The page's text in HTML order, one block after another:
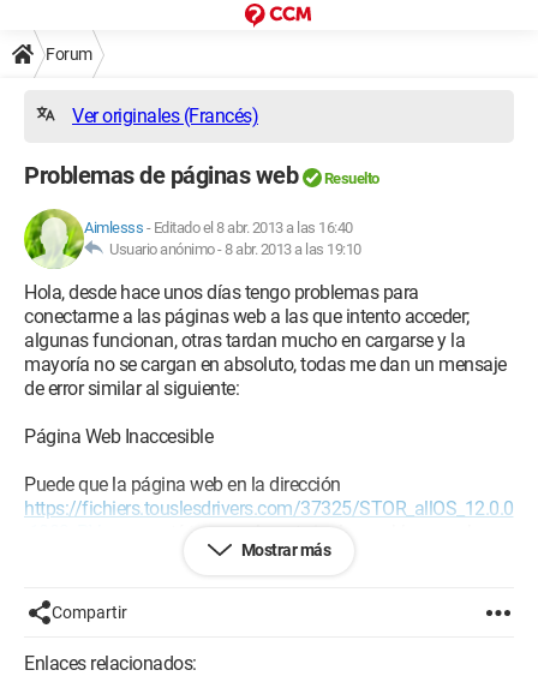
Forum
Ver originales (Francés)
Problemas de páginas web Resuelto
Aimlesss - Editado el 8 abr. 2013 a las 16:40
Usuario anónimo -8 abr. 2013 a las 19:10
Hola, desde hace unos días tengo problemas para
conectarme a las páginas web a las que intento acceder;
algunas funcionan, otras tardan mucho en cargarse y la
mayoría no se cargan en absoluto, todas me dan un mensaje
de error similar al siguiente:
Página Web Inaccesible
Puede que la página web en la dirección
https://fichiers.touslesdrivers.com/37325/STOR_allOS_12.0.0
esté temporalmente inalcanzable o que haya
sido movida permanentemente a otra dirección web.
Error 103 (net::ERR_CONNECTION_ABORTED): Error
desconocido
Mostrar más
Compartir
Enlaces relacionados: